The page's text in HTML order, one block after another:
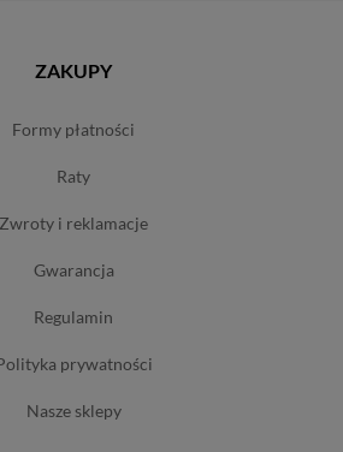
ZAKUPY
formy płatności
raty
zwroty i reklamacje
gwarancja
regulamin
polityka prywatności
nasze sklepy